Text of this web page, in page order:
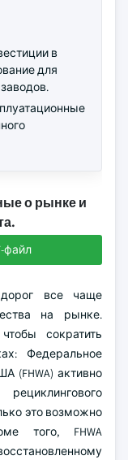
в
для
о рынке и
файл
все чаще
на рынке.
сократить
Федеральное
(FHWA) активно
это возможно
того, FHWA